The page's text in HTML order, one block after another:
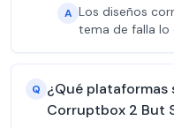
A Los diseños
tema de falla lo
Q ¿Qué
Corruptbox 2 But